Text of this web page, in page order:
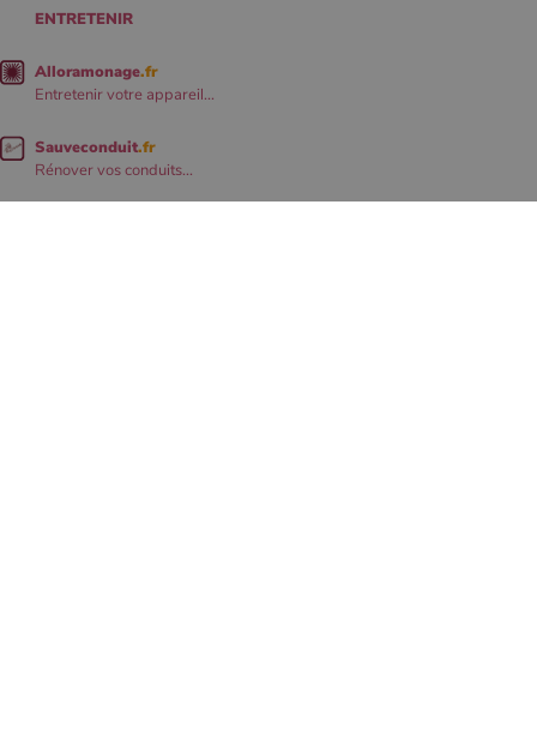
ENTRETENIR
Alloramonage.fr
Entretenir votre appareil...
Sauveconduit.fr
Rénover vos conduits...